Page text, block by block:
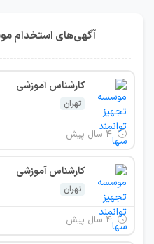
آگهی‌های استخدام
کارشناس آموزشی
تهران
۴ سال پیش
کارشناس آموزشی
تهران
۴ سال پیش